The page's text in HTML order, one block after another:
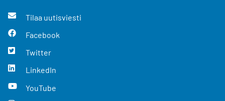
Tilaa uutisviesti
Facebook
Twitter
LinkedIn
YouTube